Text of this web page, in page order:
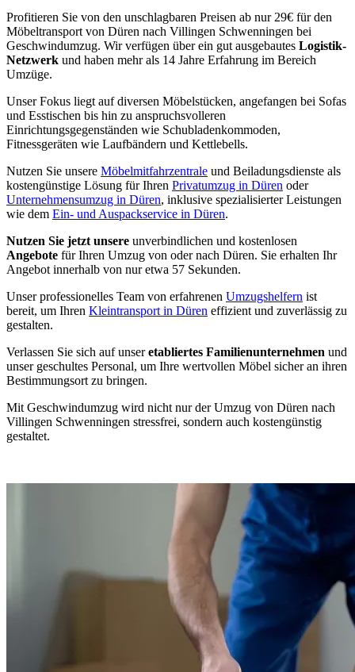
Profitieren Sie von den unschlagbaren Preisen ab nur 29€ für den
Möbeltransport von Düren nach Villingen Schwenningen⁠ bei
Geschwindumzug. Wir verfügen über ein gut ausgebautes Logistik-
Netzwerk und haben mehr als 14 Jahre Erfahrung im Bereich
Umzüge.
Unser Fokus liegt auf diversen Möbelstücken, angefangen bei Sofas
und Esstischen bis hin zu anspruchsvolleren
Einrichtungsgegenständen wie Schubladenkommoden,
Fitnessgeräten wie Laufbändern und Kettlebells.
Nutzen Sie unsere Möbelmitfahrzentrale und Beiladungsdienste als
kostengünstige Lösung für Ihren Privatumzug in Düren oder
Unternehmensumzug in Düren, inklusive spezialisierter Leistungen
wie dem Ein- und Auspackservice in Düren.
Nutzen Sie jetzt unsere unverbindlichen und kostenlosen
Angebote für Ihren Umzug von oder nach Düren. Sie erhalten Ihr
Angebot innerhalb von nur etwa 57 Sekunden.
Unser professionelles Team von erfahrenen Umzugshelfern ist
bereit, um Ihren Kleintransport in Düren effizient und zuverlässig zu
gestalten.
Verlassen Sie sich auf unseretabliertes Familienunternehmen und
unser geschultes Personal, um Ihre wertvollen Möbel sicher an ihren
Bestimmungsort zu bringen.
Mit Geschwindumzug wird nicht nur der Umzug von Düren nach
Villingen Schwenningen⁠ stressfrei, sondern auch kostengünstig
gestaltet.